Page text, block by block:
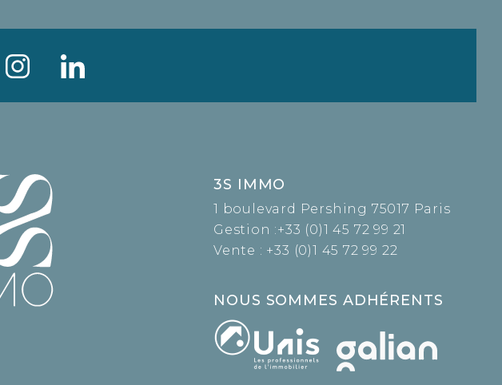
3S IMMO
1 boulevard Pershing 75017 Paris
Gestion :+33 (0)1 45 72 99 21
Vente : +33 (0)1 45 72 99 22
NOUS SOMMES ADHÉRENTS